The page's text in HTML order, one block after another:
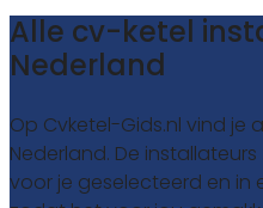
Alle cv-ketel
Nederland
Op Cvketel-Gids.nl vind je
Nederland. De
voor je geselecteerd en in